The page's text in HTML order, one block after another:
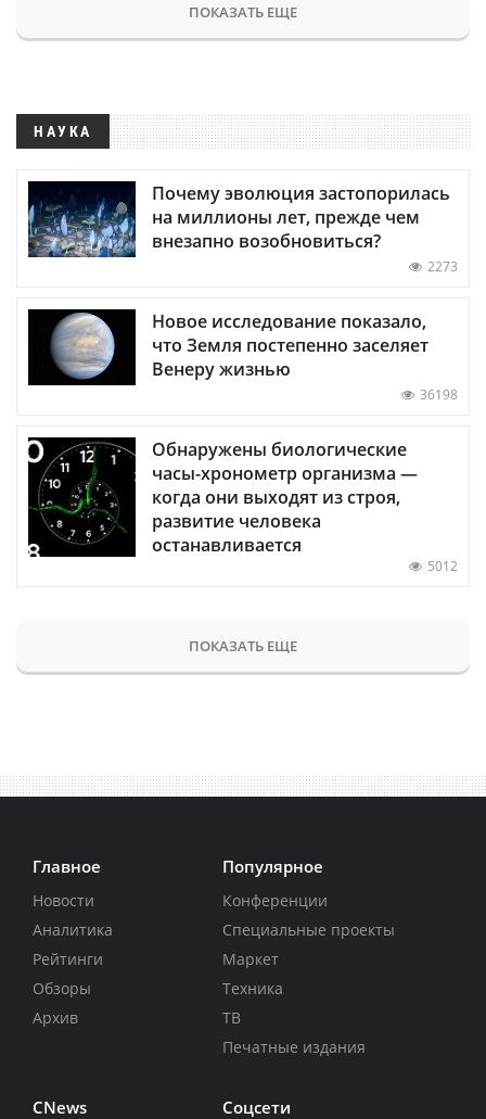
ПОКАЗАТЬ ЕЩЕ
НАУКА
Почему эволюция застопорилась
на миллионы лет, прежде чем
внезапно возобновиться?
2273
Новое исследование показало,
что Земля постепенно заселяет
Венеру жизнью
36198
Обнаружены биологические
часы-хронометр организма —
когда они выходят из строя,
развитие человека
останавливается
5012
ПОКАЗАТЬ ЕЩЕ
Главное
Новости
Аналитика
Рейтинги
Обзоры
Архив
Популярное
Конференции
Специальные проекты
Маркет
Техника
ТВ
Печатные издания
CNews Соцсети